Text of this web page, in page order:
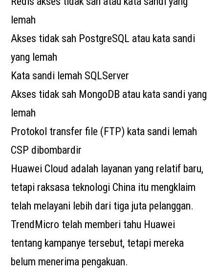
lemah
Akses tidak sah PostgreSQL atau kata sandi
yang lemah
Kata sandi lemah SQLServer
Akses tidak sah MongoDB atau kata sandi yang
lemah
Protokol transfer file (FTP) kata sandi lemah
CSP dibombardir
Huawei Cloud adalah layanan yang relatif baru,
tetapi raksasa teknologi China itu mengklaim
telah melayani lebih dari tiga juta pelanggan.
TrendMicro telah memberi tahu Huawei
tentang kampanye tersebut, tetapi mereka
belum menerima pengakuan.